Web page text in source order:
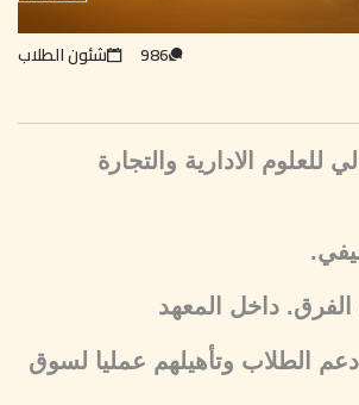
شئون الطلاب 986
للعلوم الادارية والتجارة
داخل المعهد
الطلاب وتأهيلهم عمليا لسوق